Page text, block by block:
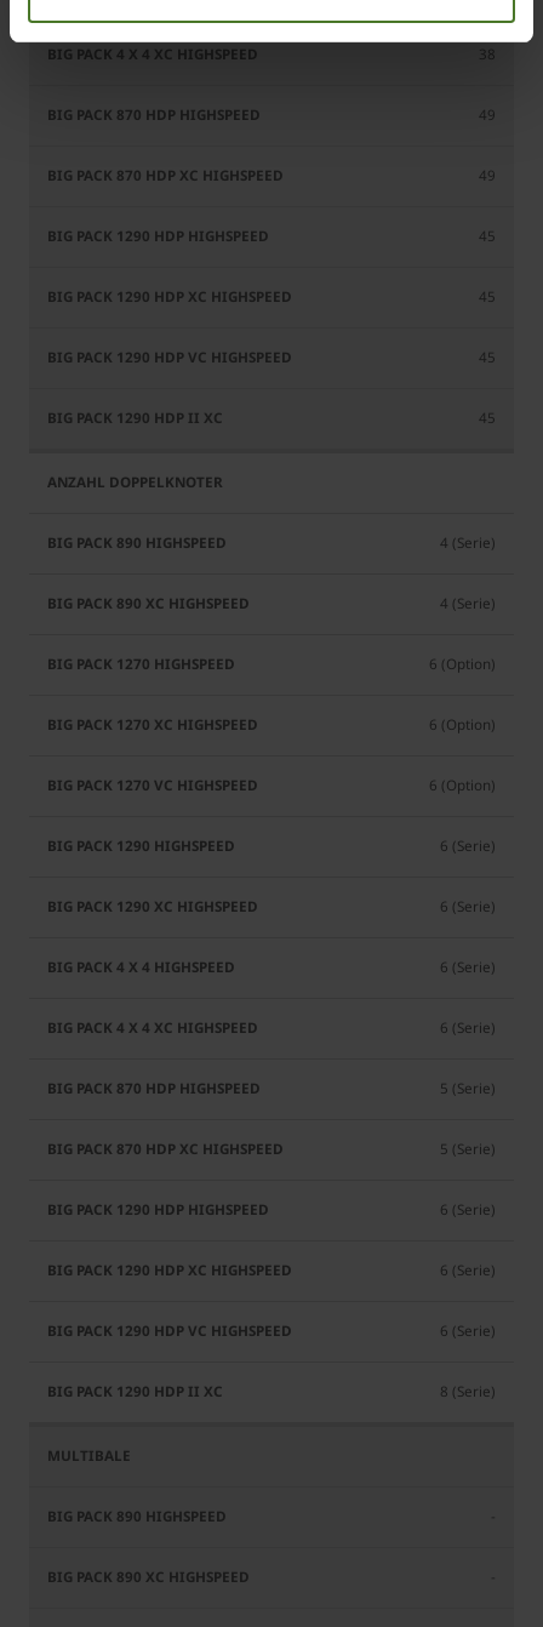
38
49
49
45
45
45
45
4 (Serie)
4 (Serie)
6 (Option)
6 (Option)
6 (Option)
6 (Serie)
6 (Serie)
6 (Serie)
6 (Serie)
5 (Serie)
5 (Serie)
6 (Serie)
6 (Serie)
6 (Serie)
8 (Serie)